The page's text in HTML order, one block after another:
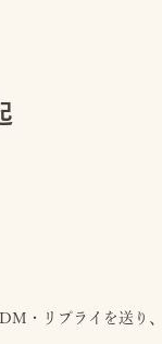
・リプライを送り